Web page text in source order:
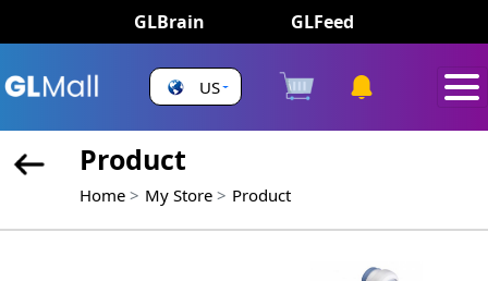
GLBrain GLFeed
US
Product
Home My Store Product